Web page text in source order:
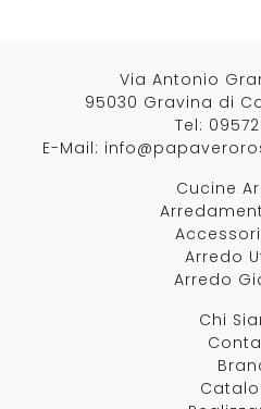
Via Antonio
95030 Gravina di
Tel:
E-Mail:
Cucine
Arredo
Arredo
Chi